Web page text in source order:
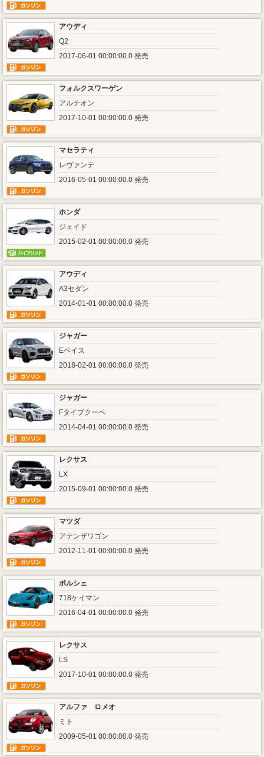
アウディ
Q2
2017-06-01 00:00:00.0 発売
フォルクスワーゲン
アルテオン
2017-10-01 00:00:00.0 発売
マセラティ
レヴァンテ
2016-05-01 00:00:00.0 発売
ホンダ
ジェイド
2015-02-01 00:00:00.0 発売
アウディ
A3セダン
2014-01-01 00:00:00.0 発売
ジャガー
Eペイス
2018-02-01 00:00:00.0 発売
ジャガー
Fタイプクーペ
2014-04-01 00:00:00.0 発売
レクサス
LX
2015-09-01 00:00:00.0 発売
マツダ
アテンザワゴン
2012-11-01 00:00:00.0 発売
ポルシェ
718ケイマン
2016-04-01 00:00:00.0 発売
レクサス
LS
2017-10-01 00:00:00.0 発売
アルファ ロメオ
ミト
2009-05-01 00:00:00.0 発売